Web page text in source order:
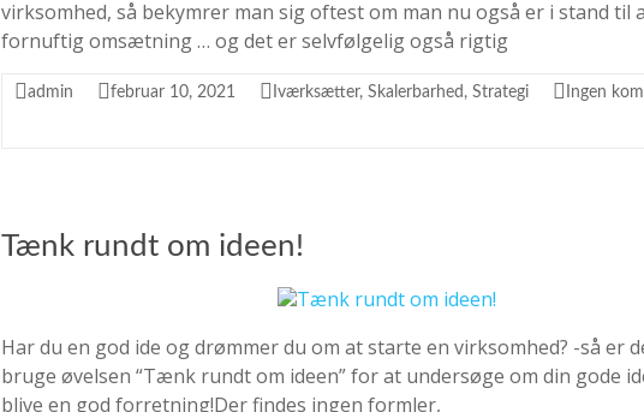
virksomhed, så bekymrer man sig oftest om man nu også er i stand til
fornuftig omsætning … og det er selvfølgelig også rigtig
admin februar 10, 2021 Iværksætter,Skalerbarhed ,Strategi Ingen
Tænk rundt om ideen!
Har du en god ide og drømmer du om at starte en virksomhed? -så er
bruge øvelsen “Tænk rundt om ideen” for at undersøge om din gode
blive en god forretning!Der findes ingen formler,